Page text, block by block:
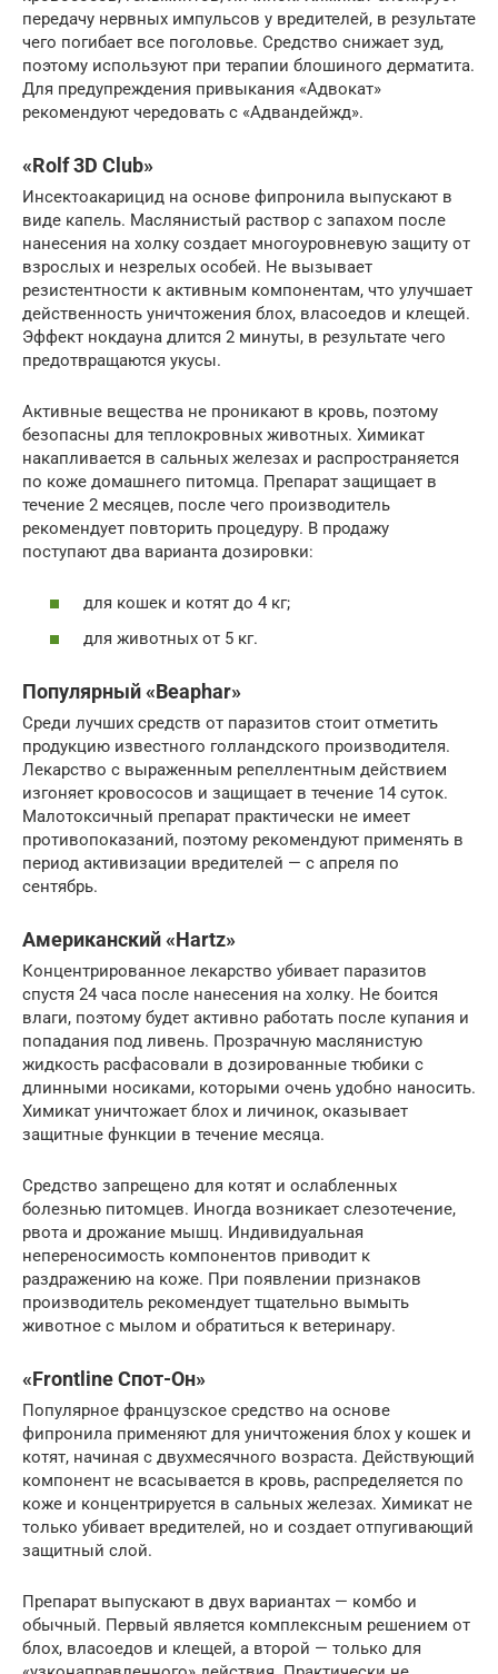
передачу нервных импульсов у вредителей, в результате
чего погибает все поголовье. Средство снижает зуд,
поэтому используют при терапии блошиного дерматита.
Для предупреждения привыкания «Адвокат»
рекомендуют чередовать с «Адвандейжд».
«Rolf 3D Club»
Инсектоакарицид на основе фипронила выпускают в
виде капель. Маслянистый раствор с запахом после
нанесения на холку создает многоуровневую защиту от
взрослых и незрелых особей. Не вызывает
резистентности к активным компонентам, что улучшает
действенность уничтожения блох, власоедов и клещей.
Эффект нокдауна длится 2 минуты, в результате чего
предотвращаются укусы.
Активные вещества не проникают в кровь, поэтому
безопасны для теплокровных животных. Химикат
накапливается в сальных железах и распространяется
по коже домашнего питомца. Препарат защищает в
течение 2 месяцев, после чего производитель
рекомендует повторить процедуру. В продажу
поступают два варианта дозировки:
для кошек и котят до 4 кг;
для животных от 5 кг.
Популярный «Beaphar»
Среди лучших средств от паразитов стоит отметить
продукцию известного голландского производителя.
Лекарство с выраженным репеллентным действием
изгоняет кровососов и защищает в течение 14 суток.
Малотоксичный препарат практически не имеет
противопоказаний, поэтому рекомендуют применять в
период активизации вредителей — с апреля по
сентябрь.
Американский «Hartz»
Концентрированное лекарство убивает паразитов
спустя 24 часа после нанесения на холку. Не боится
влаги, поэтому будет активно работать после купания и
попадания под ливень. Прозрачную маслянистую
жидкость расфасовали в дозированные тюбики с
длинными носиками, которыми очень удобно наносить.
Химикат уничтожает блох и личинок, оказывает
защитные функции в течение месяца.
Средство запрещено для котят и ослабленных
болезнью питомцев. Иногда возникает слезотечение,
рвота и дрожание мышц. Индивидуальная
непереносимость компонентов приводит к
раздражению на коже. При появлении признаков
производитель рекомендует тщательно вымыть
животное с мылом и обратиться к ветеринару.
«Frontline Спот-Он»
Популярное французское средство на основе
фипронила применяют для уничтожения блох у кошек и
котят, начиная с двухмесячного возраста. Действующий
компонент не всасывается в кровь, распределяется по
коже и концентрируется в сальных железах. Химикат не
только убивает вредителей, но и создает отпугивающий
защитный слой.
Препарат выпускают в двух вариантах — комбо и
обычный. Первый является комплексным решением от
блох, власоедов и клещей, а второй — только для